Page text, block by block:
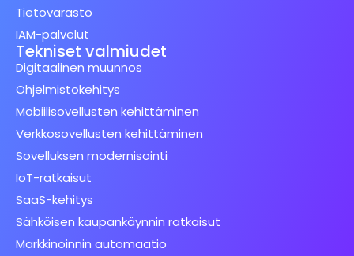
Tietovarasto
IAM-palvelut
Tekniset valmiudet
Digitaalinen muunnos
Ohjelmistokehitys
Mobiilisovellusten kehittäminen
Verkkosovellusten kehittäminen
Sovelluksen modernisointi
IoT-ratkaisut
SaaS-kehitys
Sähköisen kaupankäynnin ratkaisut
Markkinoinnin automaatio